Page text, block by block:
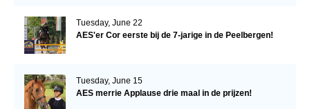
Tuesday, June 22
AES'er Cor eerste bij de 7-jarige in de Peelbergen!
Tuesday, June 15
AES merrie Applause drie maal in de prijzen!